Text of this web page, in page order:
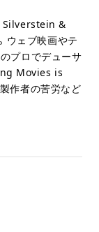
Silverstein &
ウェブ映画やテ
プロでデューサ
Movies is
作者の苦労など